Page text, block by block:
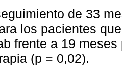
de 33
los pacientes
frente a 19
(p = 0,02).